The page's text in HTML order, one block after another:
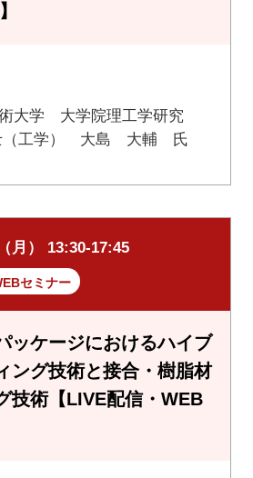
大学 大学院理工学研究
（工学） 大島 大輔 氏
月） 13:30-17:45
セミナー
ッケージにおけるハイブ
ング技術と接合・樹脂材
技術【LIVE配信・WEB